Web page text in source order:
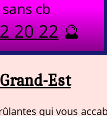
cb
20 22🔮
Est
qui vous